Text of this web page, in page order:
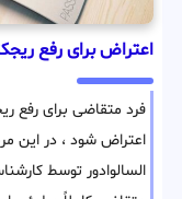
اعتراض برای رفع
فرد متقاضی برای رفع
اعتراض شود ، در این
السالوادور توسط